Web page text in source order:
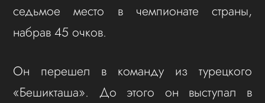
седьмое место в чемпионате страны,
набрав 45 очков.
Он перешел в команду из турецкого
«Бешикташа». До этого он выступал в